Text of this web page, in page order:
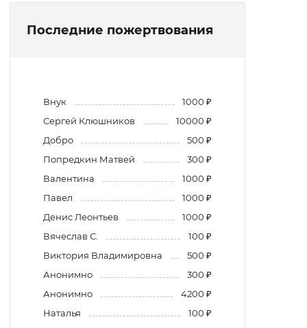
Последние пожертвования
Внук
1000 ₽
Сергей Клюшников
10000 ₽
Добро
500 ₽
Попредкин Матвей
300 ₽
Валентина
1000 ₽
Павел
1000 ₽
Денис Леонтьев
1000 ₽
Вячеслав С.
100 ₽
Виктория Владимировна
500 ₽
Анонимно
300 ₽
Анонимно
4200 ₽
Наталья
100 ₽